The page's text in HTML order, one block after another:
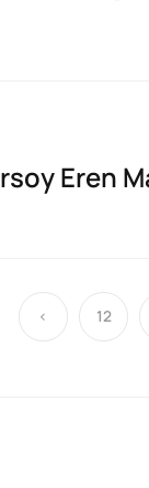
Eren
‹ 12